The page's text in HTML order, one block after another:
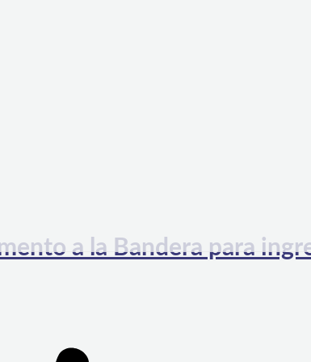
a la Bandera para